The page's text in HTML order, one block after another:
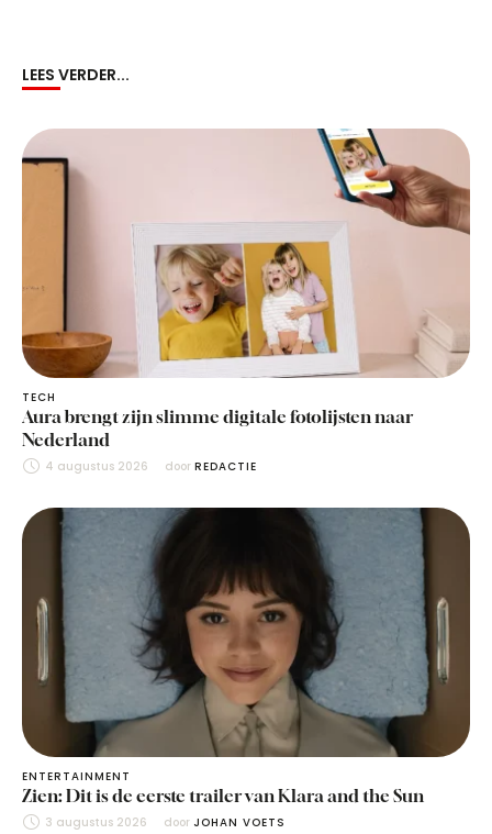
LEES VERDER...
TECH
Aura brengt zijn slimme digitale fotolijsten naar
Nederland
4 augustus 2026 door REDACTIE
ENTERTAINMENT
Zien: Dit is de eerste trailer van Klara and the Sun
3 augustus 2026 door JOHAN VOETS